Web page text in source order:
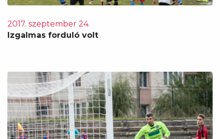
2017. szeptember 24.
Izgalmas forduló volt